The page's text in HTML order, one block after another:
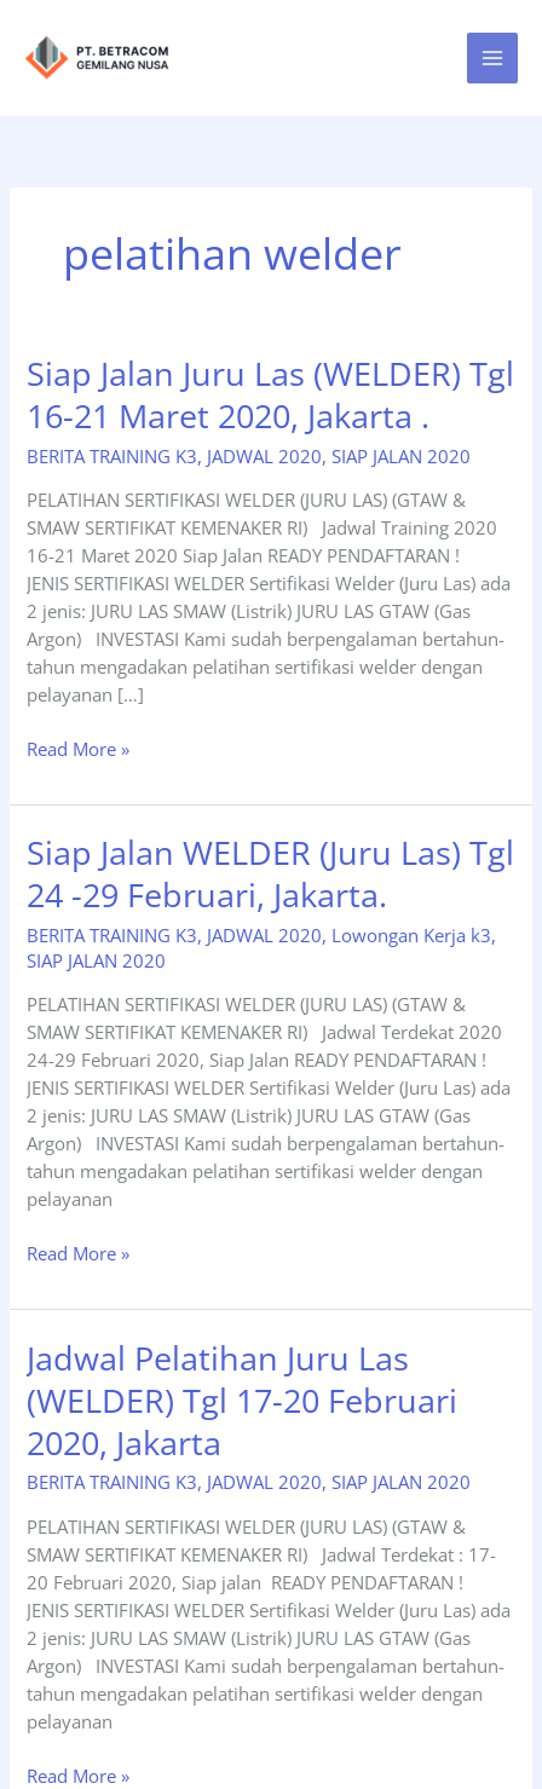
konten
pelatihan welder
Siap Jalan Juru Las (WELDER) Tgl
16-21 Maret 2020, Jakarta .
BERITA TRAINING K3, JADWAL 2020,SIAP JALAN 2020
PELATIHAN SERTIFIKASI WELDER (JURU LAS) (GTAW &
SMAW SERTIFIKAT KEMENAKER RI) Jadwal Training 2020
16-21 Maret 2020 Siap Jalan READY PENDAFTARAN !
JENIS SERTIFIKASI WELDER Sertifikasi Welder (Juru Las) ada
2 jenis: JURU LAS SMAW (Listrik) JURU LAS GTAW (Gas
Argon) INVESTASI Kami sudah berpengalaman bertahun-
tahun mengadakan pelatihan sertifikasi welder dengan
pelayanan […]
Siap
Juru
(WELDER)
Tgl
16-
21
Maret
2020,
Jakarta
.
Read More »
Siap Jalan WELDER (Juru Las) Tgl
24 -29 Februari, Jakarta.
BERITA TRAINING K3, JADWAL 2020, Lowongan Kerja k3,
SIAP JALAN 2020
PELATIHAN SERTIFIKASI WELDER (JURU LAS) (GTAW &
SMAW SERTIFIKAT KEMENAKER RI) Jadwal Terdekat 2020
24-29 Februari 2020, Siap Jalan READY PENDAFTARAN !
JENIS SERTIFIKASI WELDER Sertifikasi Welder (Juru Las) ada
2 jenis: JURU LAS SMAW (Listrik) JURU LAS GTAW (Gas
Argon) INVESTASI Kami sudah berpengalaman bertahun-
tahun mengadakan pelatihan sertifikasi welder dengan
pelayanan
Siap
WELDER
Las)
Tgl
24
-29
Februari,
Read More »
Jadwal Pelatihan Juru Las
(WELDER) Tgl 17-20 Februari
2020, Jakarta
BERITA TRAINING K3, JADWAL 2020,SIAP JALAN 2020
PELATIHAN SERTIFIKASI WELDER (JURU LAS) (GTAW &
SMAW SERTIFIKAT KEMENAKER RI) Jadwal Terdekat : 17-
20 Februari 2020, Siap jalan READY PENDAFTARAN !
JENIS SERTIFIKASI WELDER Sertifikasi Welder (Juru Las) ada
2 jenis: JURU LAS SMAW (Listrik) JURU LAS GTAW (Gas
Argon) INVESTASI Kami sudah berpengalaman bertahun-
tahun mengadakan pelatihan sertifikasi welder dengan
pelayanan
Jadwal
Read More »